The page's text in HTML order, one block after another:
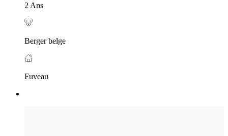
2 Ans
Berger belge
Fuveau